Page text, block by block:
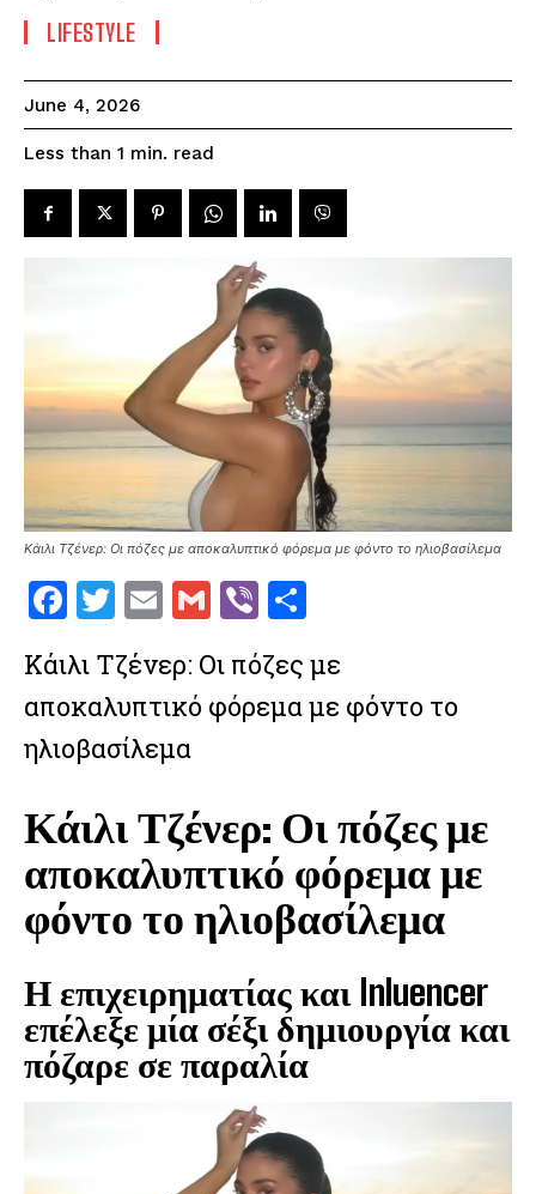
LIFESTYLE
June 4, 2026
Less than 1 min. read
Κάιλι Τζένερ: Οι πόζες με αποκαλυπτικό φόρεμα με φόντο το ηλιοβασίλεμα
F
ce
b
o
k
T
it
te
r
E
ai
l
G
ai
l
V
er ar
e
Κάιλι Τζένερ: Οι πόζες με
αποκαλυπτικό φόρεμα με φόντο το
ηλιοβασίλεμα
Κάιλι Τζένερ: Οι πόζες με
αποκαλυπτικό φόρεμα με
φόντο το ηλιοβασίλεμα
Η επιχειρηματίας και Inluencer
επέλεξε μία σέξι δημιουργία και
πόζαρε σε παραλία